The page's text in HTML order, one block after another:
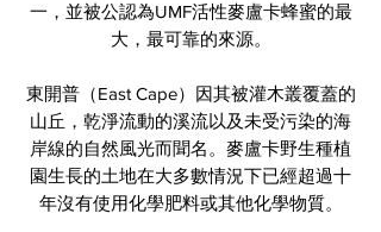
一，並被公認為UMF活性麥盧卡蜂蜜的最
大，最可靠的來源。
東開普（East Cape）因其被灌木叢覆蓋的
山丘，乾淨流動的溪流以及未受污染的海
岸線的自然風光而聞名。麥盧卡野生種植
園生長的土地在大多數情況下已經超過十
年沒有使用化學肥料或其他化學物質。